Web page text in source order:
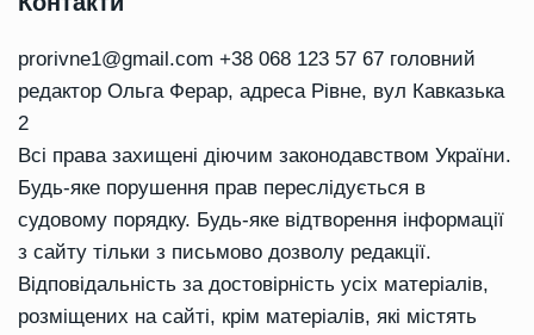
prorivne1@gmail.com +38 068 123 57 67 головний
редактор Ольга Ферар, адреса Рівне, вул Кавказька
2
Всі права захищені діючим законодавством України.
Будь-яке порушення прав переслідується в
судовому порядку. Будь-яке відтворення інформації
з сайту тільки з письмово дозволу редакції.
Відповідальність за достовірність усіх матеріалів,
розміщених на сайті, крім матеріалів, які містять